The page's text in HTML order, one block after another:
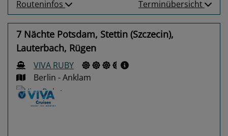
Routeninfos Terminübersicht
7 Nächte Potsdam, Stettin (Szczecin),
Lauterbach, Rügen
VIVA RUBY
Berlin - Anklam